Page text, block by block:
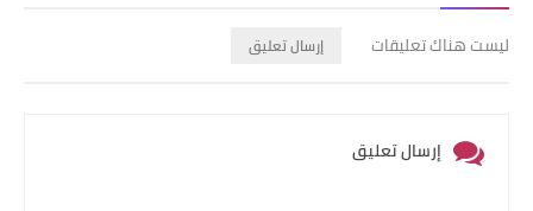
ليست هناك تعليقات إرسال تعليق
إرسال تعليق